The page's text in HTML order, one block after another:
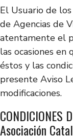
El Usuario de
de Agencias de
atentamente el
las ocasiones en
éstos y las
presente Aviso
modificaciones.
CONDICIONES
Asociación